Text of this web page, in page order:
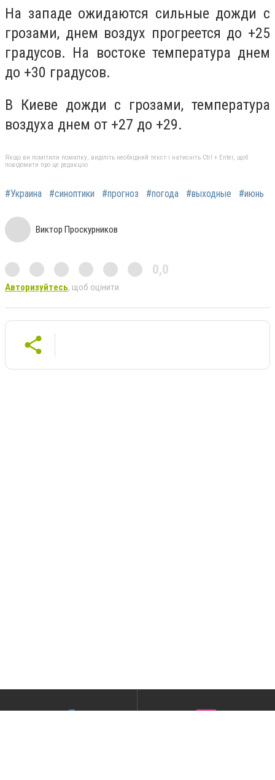
На западе ожидаются сильные дожди с
грозами, днем воздух прогреется до +25
градусов. На востоке температура днем
до +30 градусов.
В Киеве дожди с грозами, температура
воздуха днем от +27 до +29.
Якщо ви помітили помилку, виділіть необхідний текст і натисніть Ctrl + Enter, щоб
повідомити про це редакцію
#Украина #синоптики #прогноз #погода #выходные #июнь
Виктор Проскурников
0,0
Авторизуйтесь, щоб оцінити